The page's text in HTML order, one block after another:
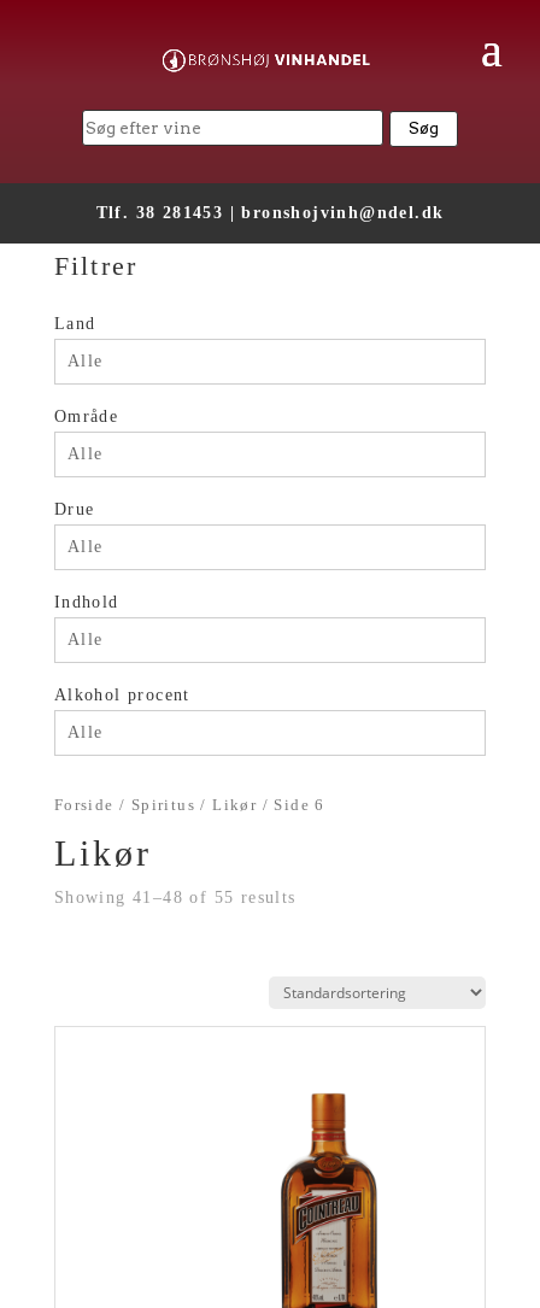
Tlf. 38 281453 |bronshojvinh@ndel.dk
Forside / Spiritus /Likør / Side 6
Likør
Showing 41–48 of 55 results
Filtrer
Land
Alle
Område
Alle
Drue
Alle
Indhold
Alle
Alkohol procent
Alle